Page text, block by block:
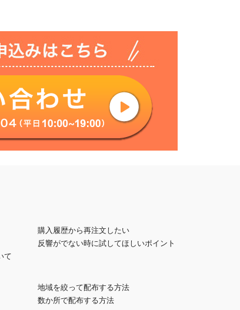
シを24時間年中無休で受付！
て
購入履歴から再注文したい
反響がでない時に試してほしいポイント
地域を絞って配布する方法
数か所で配布する方法